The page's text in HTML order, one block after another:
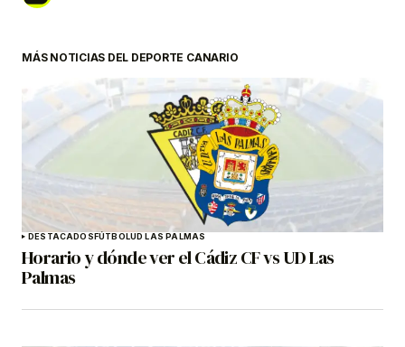
MÁS NOTICIAS DEL DEPORTE CANARIO
DESTACADOSFÚTBOLUD LAS PALMAS
Horario y dónde ver el Cádiz CF vs UD Las
Palmas